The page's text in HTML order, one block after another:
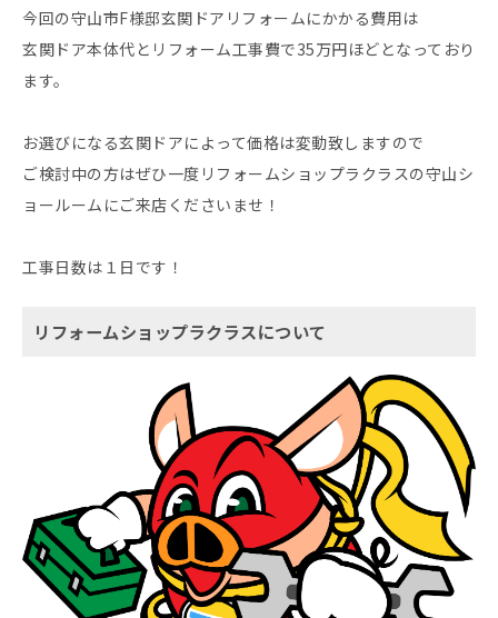
今回の守山市F様邸玄関ドアリフォームにかかる費用は
玄関ドア本体代とリフォーム工事費で35万円ほどとなっており
ます。
お選びになる玄関ドアによって価格は変動致しますので
ご検討中の方はぜひ一度リフォームショップラクラスの守山シ
ョールームにご来店くださいませ！
工事日数は１日です！
リフォームショップラクラスについて